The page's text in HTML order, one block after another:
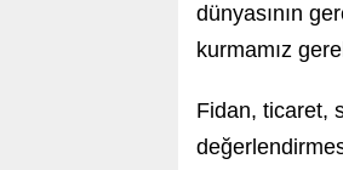
dünyasının
kurmamız
Fidan, ticaret,